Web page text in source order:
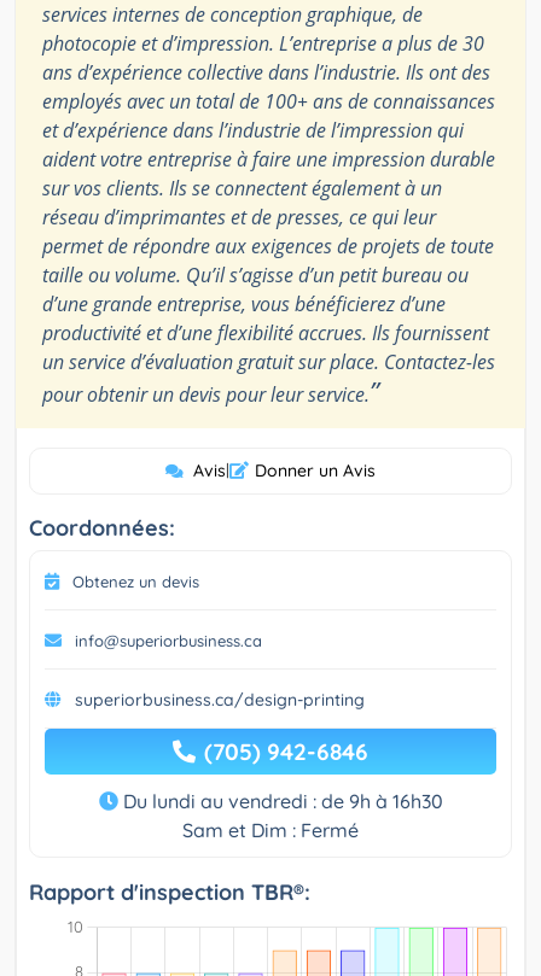
services internes de conception graphique, de
photocopie et d’impression. L’entreprise a plus de 30
ans d’expérience collective dans l’industrie. Ils ont des
employés avec un total de 100+ ans de connaissances
et d’expérience dans l’industrie de l’impression qui
aident votre entreprise à faire une impression durable
sur vos clients. Ils se connectent également à un
réseau d’imprimantes et de presses, ce qui leur
permet de répondre aux exigences de projets de toute
taille ou volume. Qu’il s’agisse d’un petit bureau ou
d’une grande entreprise, vous bénéficierez d’une
productivité et d’une flexibilité accrues. Ils fournissent
un service d’évaluation gratuit sur place. Contactez-les
pour obtenir un devis pour leur service.”
Avis| Donner un Avis
Coordonnées:
Obtenez un devis
info@superiorbusiness.ca
superiorbusiness.ca/design-printing
(705) 942-6846
Du lundi au vendredi : de 9h à 16h30
Sam et Dim : Fermé
Rapport d'inspection TBR®: